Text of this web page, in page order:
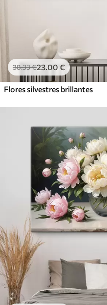
38.33€23.00 €
Flores silvestres brillantes